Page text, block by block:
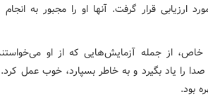
ارزیابی قرار گرفت. آنها او را مجبور به
از جمله آزمایش‌هایی که از او
را یاد بگیرد و به خاطر بسپارد، خوب عمل
بود.